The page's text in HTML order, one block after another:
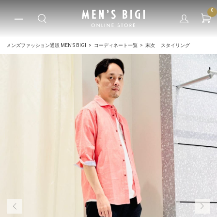
0
メンズファッション通販 MEN'S BIGI コーディネート一覧 末次 スタイリング